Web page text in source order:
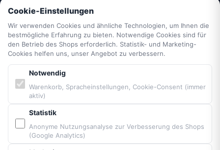
2-Jahrescheck & Retter packen
Vittorazi Service
Datenschutzerklärung
AGB
Vertrag widerrufen
Impressum
Cookie-Einstellungen
Barrierefreiheit
Sitemap
Cookie-Einstellungen
Wir verwenden Cookies und ähnliche Technologien, um Ihnen die
bestmögliche Erfahrung zu bieten. Notwendige Cookies sind für
den Betrieb des Shops erforderlich. Statistik- und Marketing-
Cookies helfen uns, unser Angebot zu verbessern.
Notwendig
Warenkorb, Spracheinstellungen, Cookie-Consent (immer
aktiv)
Statistik
Anonyme Nutzungsanalyse zur Verbesserung des Shops
(Google Analytics)